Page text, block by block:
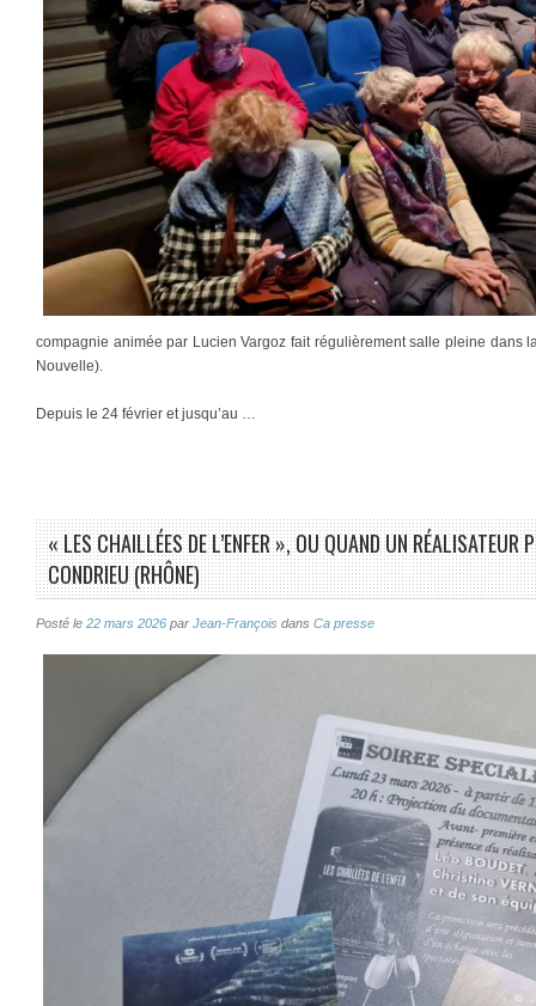
compagnie animée par Lucien Vargoz fait régulièrement salle pleine dans
Nouvelle).
Depuis le 24 février et jusqu’au …
« LES CHAILLÉES DE L’ENFER », OU QUAND UN RÉALISATEUR
CONDRIEU (RHÔNE)
Posté le 22 mars 2026 par Jean-François dans Ca presse